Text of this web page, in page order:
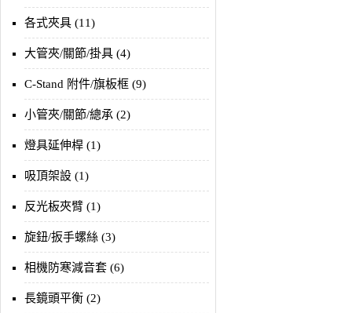
各式夾具 (11)
大管夾/關節/掛具 (4)
C-Stand 附件/旗板框 (9)
小管夾/關節/總承 (2)
燈具延伸桿 (1)
吸頂架設 (1)
反光板夾臂 (1)
旋鈕/扳手螺絲 (3)
相機防寒減音套 (6)
長鏡頭平衡 (2)